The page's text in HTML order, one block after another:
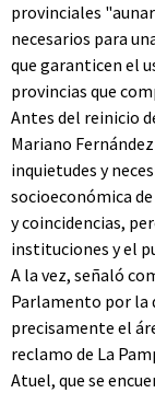
provinciales
necesarios para
que garanticen el
provincias que
Antes del reinicio
Mariano
inquietudes y
socioeconómica
y coincidencias,
instituciones y el
A la vez, señaló
Parlamento por la
precisamente el
reclamo de La
Atuel, que se